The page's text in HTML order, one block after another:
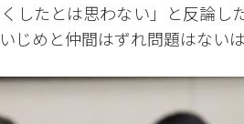
したとは思わない」と反論し
じめと仲間はずれ問題はない